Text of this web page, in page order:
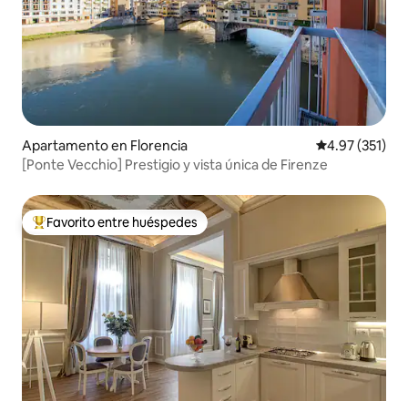
Apartamento en Florencia Calificación
4.97 (351)
[Ponte Vecchio] Prestigio y vista única de Firenze
Favorito entre huéspedes preferido
Favorito entre huéspedes